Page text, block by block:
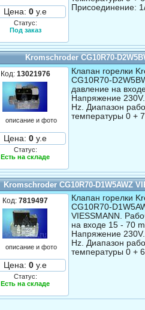
Цена: 0 у.е
Статус:
Под заказ
Присоединение:
Kromschroder CG10R70-
Код: 13021976
описание и фото
Цена: 0 у.е
Статус:
Есть на складе
Клапан горелки
CG10R70-
давление на
Напряжение
Hz. Диапазон
температуры 0 +
Kromschroder CG10R70-D1W5AWZ
Код:7819497
описание и фото
Цена: 0 у.е
Статус:
Есть на складе
Клапан горелки
CG10R70-
VIESSMANN.
на входе 15 - 70
Напряжение
Hz. Диапазон
температуры 0 +